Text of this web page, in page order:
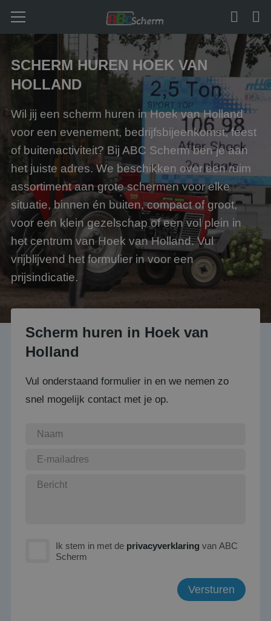
SCHERM HUREN HOEK VAN
HOLLAND
Wil jij een scherm huren in Hoek van Holland
voor een evenement, bedrijfsbijeenkomst, feest
of buitenactiviteit? Bij ABC Scherm ben je aan
het juiste adres. We beschikken over een ruim
assortiment aan grote schermen voor elke
situatie, binnen én buiten, compact of groot,
voor een klein gezelschap of een vol plein in
het centrum van Hoek van Holland. Vul
vrijblijvend het formulier in voor een
prijsindicatie.
Scherm huren in Hoek van
Holland
Vul onderstaand formulier in en we nemen zo
snel mogelijk contact met je op.
Ik stem in met de privacyverklaring van ABC
Scherm